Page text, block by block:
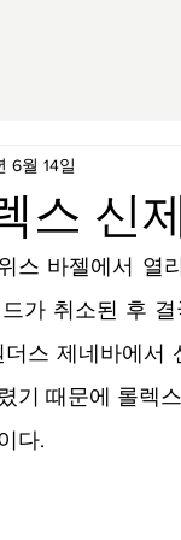
스 신
6월 14일
스 바젤에서 열
가 취소된 후
스 제네바에서
기 때문에 롤렉
다.